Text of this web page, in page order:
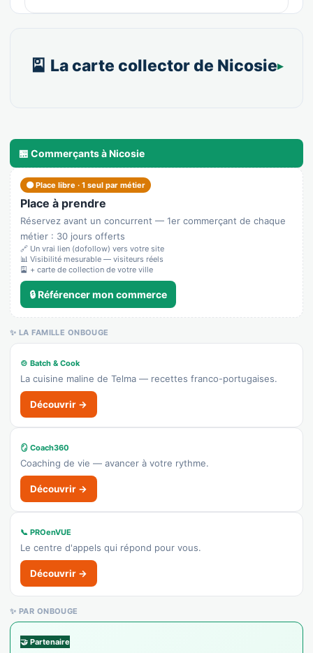
🎴 La carte collector de Nicosie
🏪 Commerçants à Nicosie
🟠 Place libre · 1 seul par métier
Place à prendre
Réservez avant un concurrent — 1er commerçant de chaque
métier : 30 jours offerts
🔗 Un vrai lien (dofollow) vers votre site
📊 Visibilité mesurable — visiteurs réels
🎴 + carte de collection de votre ville
🔒 Référencer mon commerce
✨ LA FAMILLE ONBOUGE
🍲 Batch & Cook
La cuisine maline de Telma — recettes franco-portugaises.
Découvrir →
🪞 Coach360
Coaching de vie — avancer à votre rythme.
Découvrir →
📞 PROenVUE
Le centre d'appels qui répond pour vous.
Découvrir →
✨ PAR ONBOUGE
🤝 Partenaire